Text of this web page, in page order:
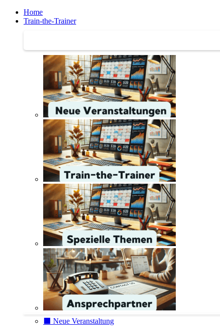
Home
Train-the-Trainer
⬛️ Neue Veranstaltung